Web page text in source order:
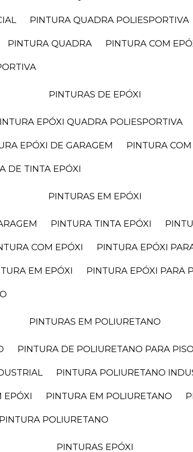
PINTURA QUADRA POLIESPORTIVA
PINTURA QUADRA PINTURA COM
PINTURAS DE EPÓXI
PINTURA EPÓXI QUADRA POLIESPORTIVA
EPÓXI DE GARAGEM PINTURA
DE TINTA EPÓXI
PINTURAS EM EPÓXI
PINTURA TINTA EPÓXI
COM EPÓXI PINTURA EPÓXI
EM EPÓXI PINTURA EPÓXI PARA
PINTURAS EM POLIURETANO
PINTURA DE POLIURETANO PARA PISO
PINTURA POLIURETANO
EPÓXI PINTURA EM POLIURETANO
PINTURA POLIURETANO
PINTURAS EPÓXI